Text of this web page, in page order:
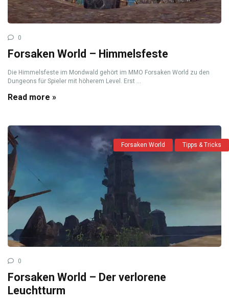
0
Forsaken World – Himmelsfeste
Die Himmelsfeste im Mondwald gehört im MMO Forsaken World zu den
Dungeons für Spieler mit höherem Level. Erst ...
Read more »
Forsaken World Tipps & Tricks
0
Forsaken World – Der verlorene
Leuchtturm